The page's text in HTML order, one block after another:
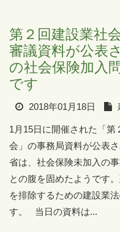
第２回建設業社
審議資料が公表
の社会保険加入
です
2018年01月18日
1月15日に開催された「
会」の事務局資料が公表
省は、社会保険未加入の
との腹を固めたようです
を排除するための建設業
す。 当日の資料は...